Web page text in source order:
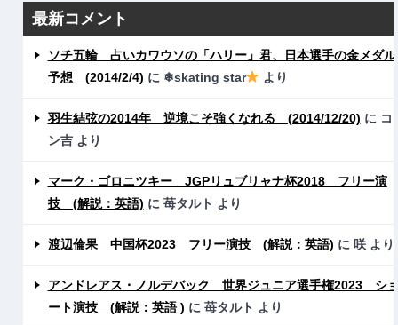
最新コメント
ソチ五輪 占いカワウソの「ハリー」君、日本選手の金メダル
予想 (2014/2/4) に ❄skating star より
羽生結弦の2014年 逆境こそ強くなれる (2014/12/20) に コ
ン吉より
マーク・ゴロニツキー JGPリュブリャナ杯2018 フリー演
技 (解説：英語) に 苺タルト より
渡辺倫果 中国杯2023 フリー演技 (解説：英語) に 咲より
アンドレアス・ノルデバック 世界ジュニア選手権2023 シ
ート演技 (解説：英語 ) に 苺タルト より